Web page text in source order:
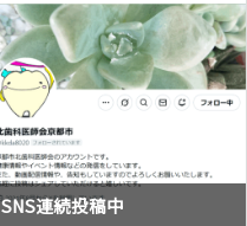
【9月はまいにち歯のひろ